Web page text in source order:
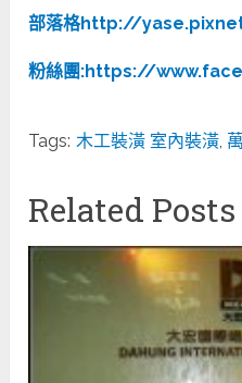
部落格http://
粉絲團:https://
Tags: 木工裝潢 室內裝潢,
Related Posts